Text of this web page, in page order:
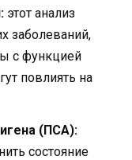
этот анализ
заболеваний,
с функцией
повлиять на
(ПСА):
состояние